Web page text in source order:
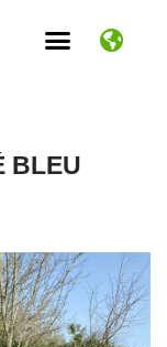
BLEU